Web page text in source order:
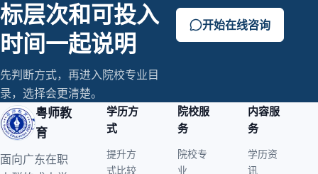
标层次和可投入
时间一起说明
先判断方式，再进入院校专业目
录，选择会更清楚。
开始在线咨询
粤师教
育
面向广东在职
学历方
式
提升方
式比较
院校服
务
院校专
业
内容服
务
学历资
讯